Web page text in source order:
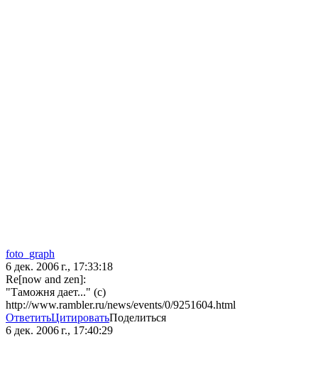
foto_graph
6 дек. 2006 г., 17:33:18
Re[now and zen]:
"Таможня дает..." (с)
http://www.rambler.ru/news/events/0/9251604.html
ОтветитьЦитироватьПоделиться
6 дек. 2006 г., 17:40:29